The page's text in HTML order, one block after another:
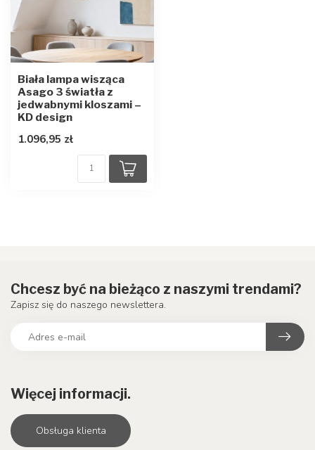
Biała lampa wisząca
Asago 3 światła z
jedwabnymi kloszami –
KD design
1.096,95 zł
Więcej informacji.
Obsługa klienta
Chcesz być na bieżąco z naszymi trendami?
Zapisz się do naszego newslettera.